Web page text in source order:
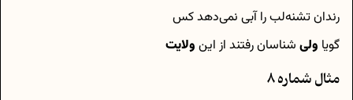
رندان تشنه‌لب را آبی نمی‌دهد کس
گویا ولی‌ شناسان رفتند از این ولایت
مثال شماره 8